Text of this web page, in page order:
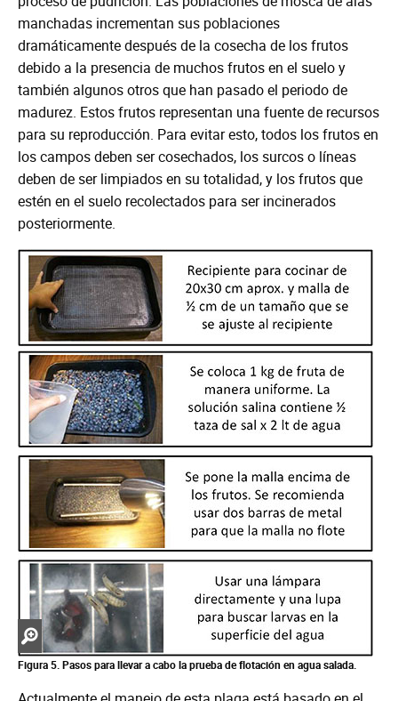
manchadas incrementan sus poblaciones
dramáticamente después de la cosecha de los frutos
debido a la presencia de muchos frutos en el suelo y
también algunos otros que han pasado el periodo de
madurez. Estos frutos representan una fuente de recursos
para su reproducción. Para evitar esto, todos los frutos en
los campos deben ser cosechados, los surcos o líneas
deben de ser limpiados en su totalidad, y los frutos que
estén en el suelo recolectados para ser incinerados
posteriormente.
Zoom
in
Figura 5. Pasos para llevar a cabo la prueba de flotación en agua salada.